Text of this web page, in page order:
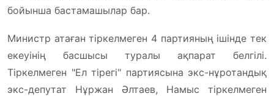
бойынша бастамашылар бар.
Министр атаған тіркелмеген 4 партияның ішінде тек
екеуінің басшысы туралы ақпарат белгілі.
Тіркелмеген "Ел тірегі" партиясына экс-нұротандық
экс-депутат Нұржан Әлтаев, Намыс тіркелмеген